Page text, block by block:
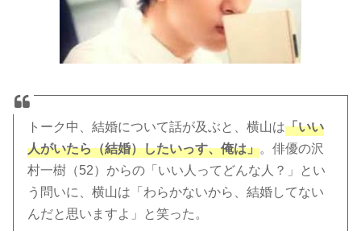
トーク中、結婚について話が及ぶと、横山は「いい
人がいたら（結婚）したいっす、俺は」。俳優の沢
村一樹（52）からの「いい人ってどんな人？」とい
う問いに、横山は「わらかないから、結婚してない
んだと思いますよ」と笑った。